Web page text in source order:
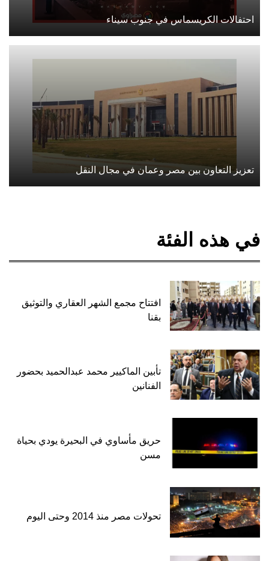
احتفالات الكريسماس في جنوب سيناء
تعزيز التعاون بين مصر وعمان في مجال النقل
في هذه الفئة
افتتاح مجمع الشهر العقاري والتوثيق
بقنا
تأبين الماكيير محمد عبدالحميد بحضور
الفنانين
حريق مأساوي في البحيرة يودي بحياة
مسن
تحولات مصر منذ 2014 وحتى اليوم